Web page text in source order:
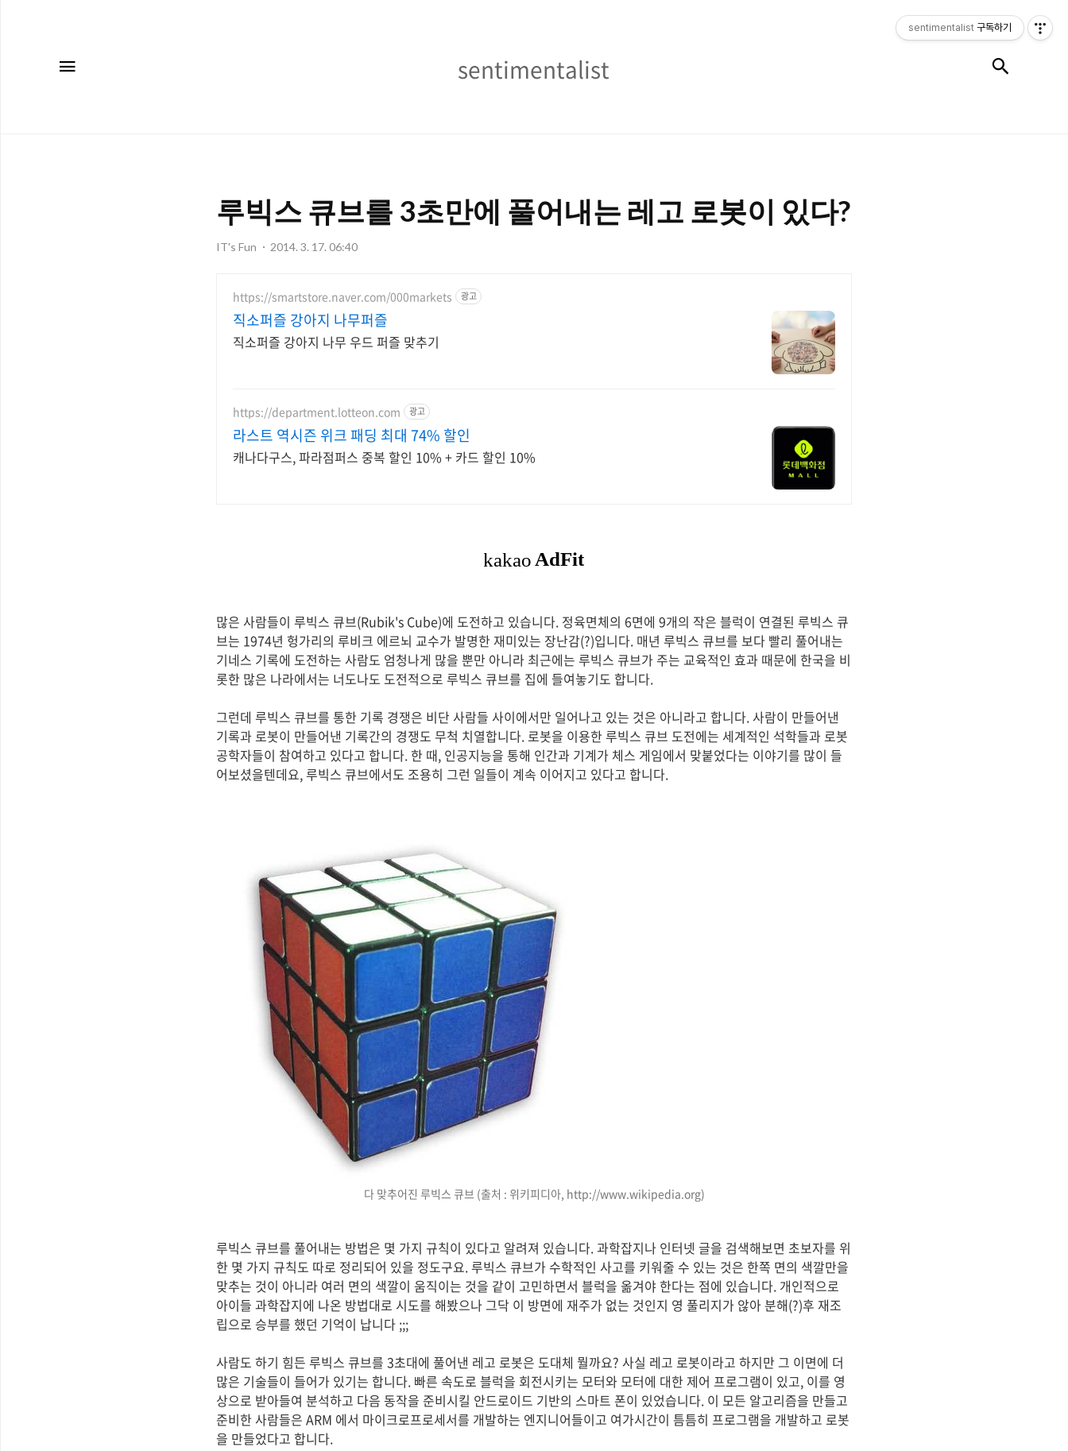
sentimentalist
루빅스 큐브를 3초만에 풀어내는 레고 로봇이 있다?
IT's Fun 2014. 3. 17. 06:40
https://smartstore.naver.com/000markets 광고
직소퍼즐 강아지 나무퍼즐
직소퍼즐 강아지 나무 우드 퍼즐 맞추기
https://department.lotteon.com 광고
라스트 역시즌 위크 패딩 최대 74% 할인
캐나다구스, 파라점퍼스 중복 할인 10% + 카드 할인 10%
많은 사람들이 루빅스 큐브(Rubik's Cube)에 도전하고 있습니다. 정육면체의 6면에 9개의 작은 블럭이 연결된 루빅스 큐
브는 1974년 헝가리의 루비크 에르뇌 교수가 발명한 재미있는 장난감(?)입니다. 매년 루빅스 큐브를 보다 빨리 풀어내는
기네스 기록에 도전하는 사람도 엄청나게 많을 뿐만 아니라 최근에는 루빅스 큐브가 주는 교육적인 효과 때문에 한국을 비
롯한 많은 나라에서는 너도나도 도전적으로 루빅스 큐브를 집에 들여놓기도 합니다.
그런데 루빅스 큐브를 통한 기록 경쟁은 비단 사람들 사이에서만 일어나고 있는 것은 아니라고 합니다. 사람이 만들어낸
기록과 로봇이 만들어낸 기록간의 경쟁도 무척 치열합니다. 로봇을 이용한 루빅스 큐브 도전에는 세계적인 석학들과 로봇
공학자들이 참여하고 있다고 합니다. 한 때, 인공지능을 통해 인간과 기계가 체스 게임에서 맞붙었다는 이야기를 많이 들
어보셨을텐데요, 루빅스 큐브에서도 조용히 그런 일들이 계속 이어지고 있다고 합니다.
다 맞추어진 루빅스 큐브 (출처 : 위키피디아, http://www.wikipedia.org)
루빅스 큐브를 풀어내는 방법은 몇 가지 규칙이 있다고 알려져 있습니다. 과학잡지나 인터넷 글을 검색해보면 초보자를 위
한 몇 가지 규칙도 따로 정리되어 있을 정도구요. 루빅스 큐브가 수학적인 사고를 키워줄 수 있는 것은 한쪽 면의 색깔만을
맞추는 것이 아니라 여러 면의 색깔이 움직이는 것을 같이 고민하면서 블럭을 옮겨야 한다는 점에 있습니다. 개인적으로
아이들 과학잡지에 나온 방법대로 시도를 해봤으나 그닥 이 방면에 재주가 없는 것인지 영 풀리지가 않아 분해(?)후 재조
립으로 승부를 했던 기억이 납니다 ;;;
사람도 하기 힘든 루빅스 큐브를 3초대에 풀어낸 레고 로봇은 도대체 뭘까요? 사실 레고 로봇이라고 하지만 그 이면에 더
많은 기술들이 들어가 있기는 합니다. 빠른 속도로 블럭을 회전시키는 모터와 모터에 대한 제어 프로그램이 있고, 이를 영
상으로 받아들여 분석하고 다음 동작을 준비시킬 안드로이드 기반의 스마트 폰이 있었습니다. 이 모든 알고리즘을 만들고
준비한 사람들은 ARM 에서 마이크로프로세서를 개발하는 엔지니어들이고 여가시간이 틈틈히 프로그램을 개발하고 로봇
을 만들었다고 합니다.
sentimentalist 구독하기